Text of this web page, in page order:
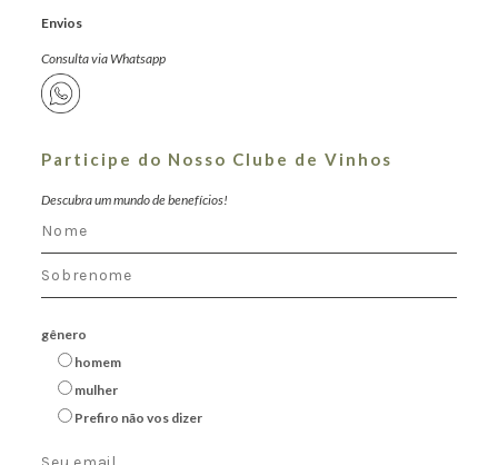
Envios
Consulta via Whatsapp
Participe do Nosso Clube de Vinhos
Descubra um mundo de benefícios!
gênero
homem
mulher
Prefiro não vos dizer